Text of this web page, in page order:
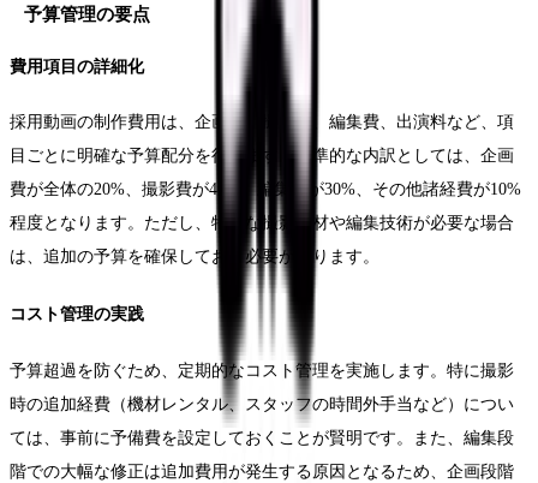
予算管理の要点
費用項目の詳細化
採用動画の制作費用は、企画費、撮影費、編集費、出演料など、項
目ごとに明確な予算配分を行います。標準的な内訳としては、企画
費が全体の20%、撮影費が40%、編集費が30%、その他諸経費が10%
程度となります。ただし、特殊な撮影機材や編集技術が必要な場合
は、追加の予算を確保しておく必要があります。
コスト管理の実践
予算超過を防ぐため、定期的なコスト管理を実施します。特に撮影
時の追加経費（機材レンタル、スタッフの時間外手当など）につい
ては、事前に予備費を設定しておくことが賢明です。また、編集段
階での大幅な修正は追加費用が発生する原因となるため、企画段階